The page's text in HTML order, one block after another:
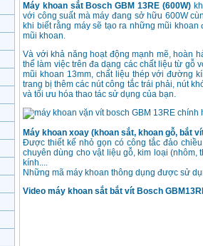
Máy khoan sắt Bosch GBM 13RE (600W)
với công suất mà máy đang sở hữu 600W
khi biết rằng máy sẽ tạo ra những mũi
mũi khoan.
Và với khả năng hoạt động mạnh mẽ, hoàn
thể làm việc trên đa dạng các chất liệu từ gỗ
mũi khoan 13mm, chất liệu thép với đường
trang bị thêm các nút công tắc trái phải, nút
và tối ưu hóa thao tác sử dụng của bạn.
Máy khoan xoay (khoan sắt, khoan gỗ, bắt
Được thiết kế nhỏ gọn có công tắc đảo
chuyên dùng cho vật liệu gỗ, kim loại
kính....
Những mã máy khoan thông dụng được sử
Video máy khoan sắt bắt vít Bosch